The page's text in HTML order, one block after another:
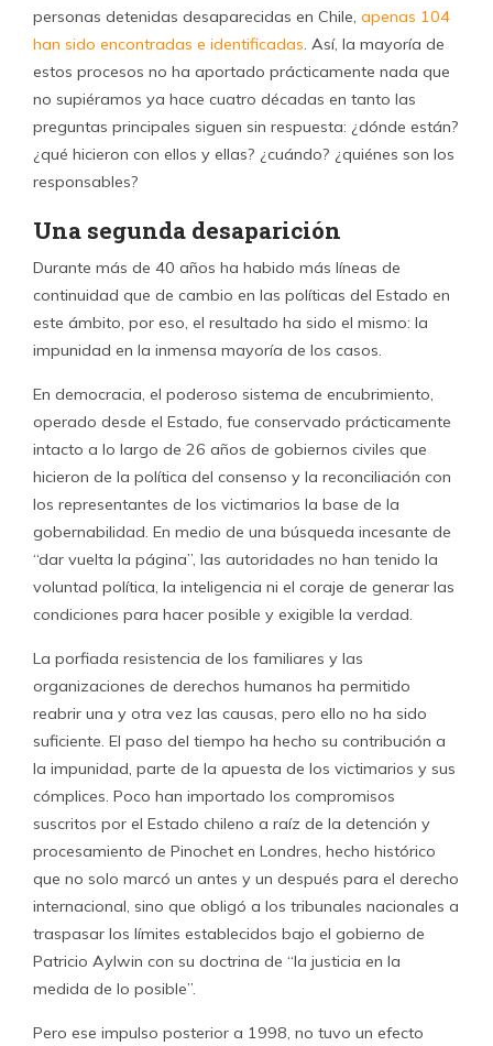
personas detenidas desaparecidas en Chile, apenas 104
han sido encontradas e identificadas. Así, la mayoría de
estos procesos no ha aportado prácticamente nada que
no supiéramos ya hace cuatro décadas en tanto las
preguntas principales siguen sin respuesta: ¿dónde están?
¿qué hicieron con ellos y ellas? ¿cuándo? ¿quiénes son los
responsables?
Una segunda desaparición
Durante más de 40 años ha habido más líneas de
continuidad que de cambio en las políticas del Estado en
este ámbito, por eso, el resultado ha sido el mismo: la
impunidad en la inmensa mayoría de los casos.
En democracia, el poderoso sistema de encubrimiento,
operado desde el Estado, fue conservado prácticamente
intacto a lo largo de 26 años de gobiernos civiles que
hicieron de la política del consenso y la reconciliación con
los representantes de los victimarios la base de la
gobernabilidad. En medio de una búsqueda incesante de
“dar vuelta la página”, las autoridades no han tenido la
voluntad política, la inteligencia ni el coraje de generar las
condiciones para hacer posible y exigible la verdad.
La porfiada resistencia de los familiares y las
organizaciones de derechos humanos ha permitido
reabrir una y otra vez las causas, pero ello no ha sido
suficiente. El paso del tiempo ha hecho su contribución a
la impunidad, parte de la apuesta de los victimarios y sus
cómplices. Poco han importado los compromisos
suscritos por el Estado chileno a raíz de la detención y
procesamiento de Pinochet en Londres, hecho histórico
que no solo marcó un antes y un después para el derecho
internacional, sino que obligó a los tribunales nacionales a
traspasar los límites establecidos bajo el gobierno de
Patricio Aylwin con su doctrina de “la justicia en la
medida de lo posible”.
Pero ese impulso posterior a 1998, no tuvo un efecto